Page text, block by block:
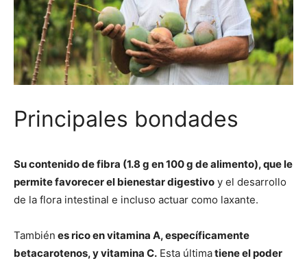
Principales bondades
Su contenido de fibra (1.8 g en 100 g de alimento), que le
permite favorecer el bienestar digestivo y el desarrollo
de la flora intestinal e incluso actuar como laxante.
También es rico en vitamina A, específicamente
betacarotenos, y vitamina C. Esta últimatiene el poder